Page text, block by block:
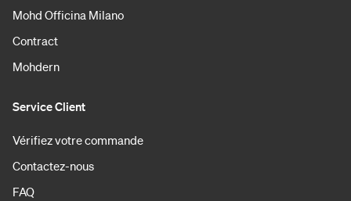
Mohd Officina Milano
Contract
Mohdern
Service Client
Vérifiez votre commande
Contactez-nous
FAQ